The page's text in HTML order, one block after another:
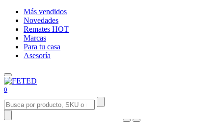
Más vendidos
Novedades
Remates HOT
Marcas
Para tu casa
Asesoría
0